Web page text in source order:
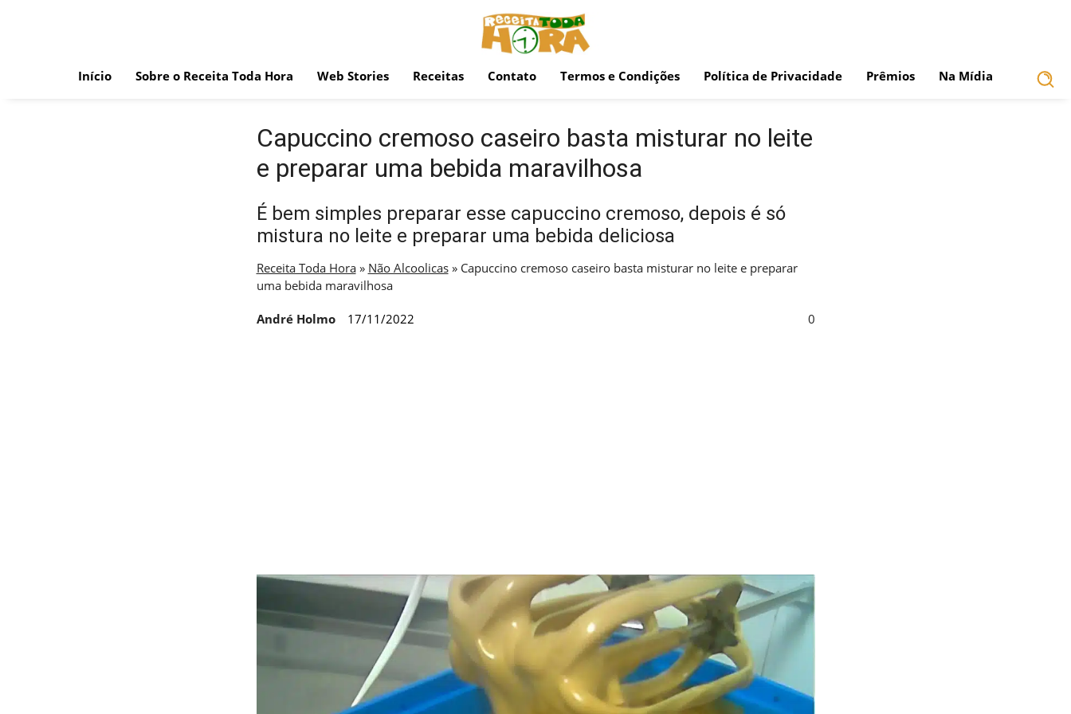
Início Sobre o Receita Toda Hora Web Stories Receitas Contato Termos e Condições Política de Privacidade Prêmios Na Mídia
Capuccino cremoso caseiro basta misturar no leite
e preparar uma bebida maravilhosa
É bem simples preparar esse capuccino cremoso, depois é só
mistura no leite e preparar uma bebida deliciosa
Receita Toda Hora» Não Alcoolicas» Capuccino cremoso caseiro basta misturar no leite e preparar
uma bebida maravilhosa
André Holmo 17/11/2022 0